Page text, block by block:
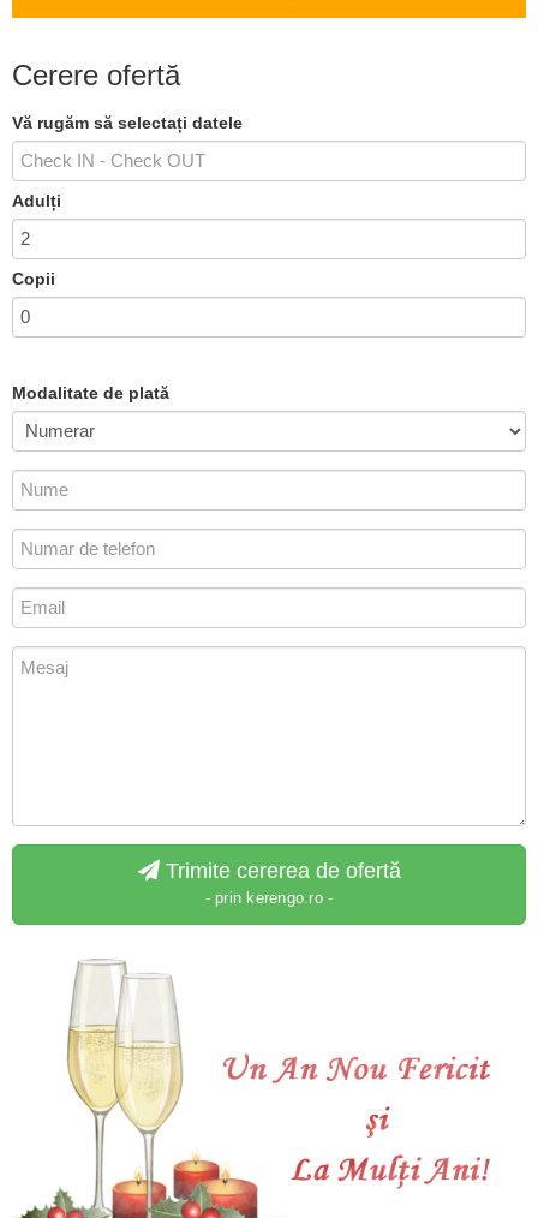
Cerere ofertă
Vă rugăm să selectați datele
Adulți
Copii
Modalitate de plată
Trimite cererea de ofertă
- prin kerengo.ro -